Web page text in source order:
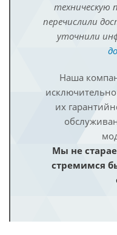
техническую
перечислили
уточнили
Наша
их
Мы не
стремимся